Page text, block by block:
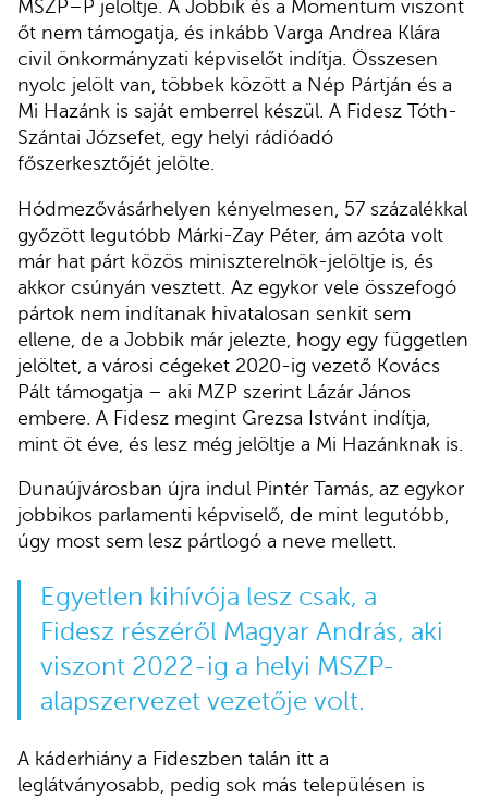
MSZP–P jelöltje. A Jobbik és a Momentum viszont
őt nem támogatja, és inkább Varga Andrea Klára
civil önkormányzati képviselőt indítja. Összesen
nyolc jelölt van, többek között a Nép Pártján és a
Mi Hazánk is saját emberrel készül. A Fidesz Tóth-
Szántai Józsefet, egy helyi rádióadó
főszerkesztőjét jelölte.
Hódmezővásárhelyen kényelmesen, 57 százalékkal
győzött legutóbb Márki-Zay Péter, ám azóta volt
már hat párt közös miniszterelnök-jelöltje is, és
akkor csúnyán vesztett. Az egykor vele összefogó
pártok nem indítanak hivatalosan senkit sem
ellene, de a Jobbik már jelezte, hogy egy független
jelöltet, a városi cégeket 2020-ig vezető Kovács
Pált támogatja – aki MZP szerint Lázár János
embere. A Fidesz megint Grezsa Istvánt indítja,
mint öt éve, és lesz még jelöltje a Mi Hazánknak is.
Dunaújvárosban újra indul Pintér Tamás, az egykor
jobbikos parlamenti képviselő, de mint legutóbb,
úgy most sem lesz pártlogó a neve mellett.
Egyetlen kihívója lesz csak, a
Fidesz részéről Magyar András, aki
viszont 2022-ig a helyi MSZP-
alapszervezet vezetője volt.
A káderhiány a Fideszben talán itt a
leglátványosabb, pedig sok más településen is